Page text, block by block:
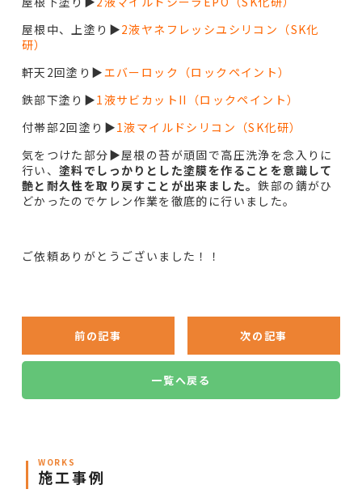
屋根中、上塗り▶︎2液ヤネフレッシユシリコン（SK化
研）
軒天2回塗り▶︎エバーロック（ロックペイント）
鉄部下塗り▶︎1液サビカットII（ロックペイント）
付帯部2回塗り▶︎1液マイルドシリコン（SK化研）
気をつけた部分▶︎屋根の苔が頑固で高圧洗浄を念入りに
行い、塗料でしっかりとした塗膜を作ることを意識して
艶と耐久性を取り戻すことが出来ました。鉄部の錆がひ
どかったのでケレン作業を徹底的に行いました。
ご依頼ありがとうございました！！
前の記事 次の記事
一覧へ戻る
WORKS
施工事例